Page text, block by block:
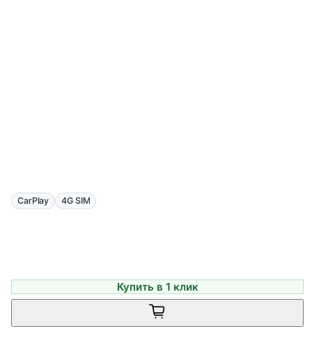
CarPlay 4G SIM
Купить в 1 клик